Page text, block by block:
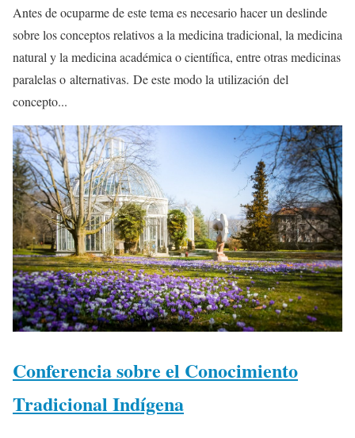
Antes de ocuparme de este tema es necesario hacer un deslinde
sobre los conceptos relativos a la medicina tradicional, la medicina
natural y la medicina académica o científica, entre otras medicinas
paralelas o alternativas. De este modo la utilización del
concepto...
Conferencia sobre el Conocimiento
Tradicional Indígena